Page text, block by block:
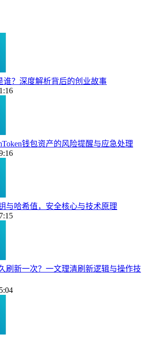
谁？深度解析背后的创业故事
钱包资产的风险提醒与应急处理
与哈希值，安全核心与技术原理
刷新一次？一文理清刷新逻辑与操作技